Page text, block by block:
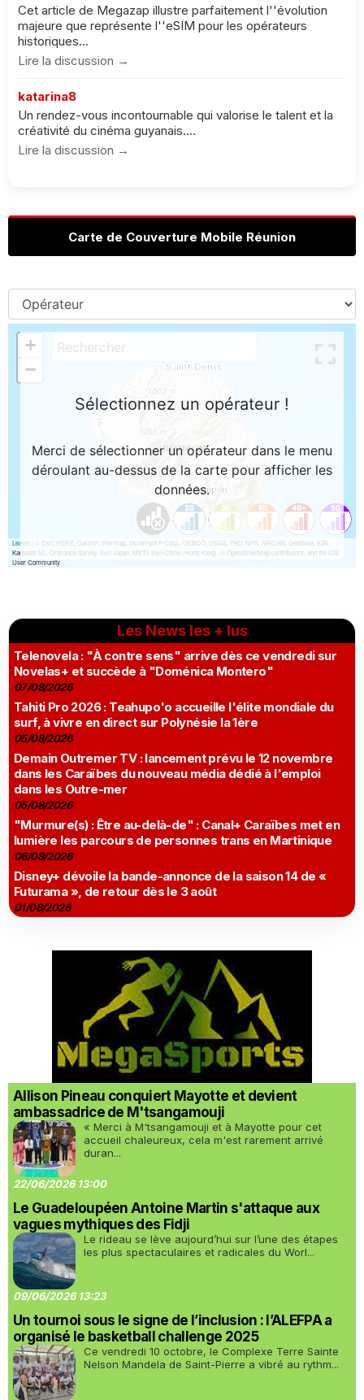
Cet article de Megazap illustre parfaitement l''évolution
majeure que représente l''eSIM pour les opérateurs
historiques...
Lire la discussion →
katarina8
Un rendez-vous incontournable qui valorise le talent et la
créativité du cinéma guyanais....
Lire la discussion →
Carte de Couverture Mobile Réunion
Les News les + lus
Telenovela : "À contre sens" arrive dès ce vendredi sur
Novelas+ et succède à "Doménica Montero"
07/08/2026
Tahiti Pro 2026 : Teahupo'o accueille l'élite mondiale du
surf, à vivre en direct sur Polynésie la 1ère
05/08/2026
Demain Outremer TV : lancement prévu le 12 novembre
dans les Caraïbes du nouveau média dédié à l'emploi
dans les Outre-mer
05/08/2026
"Murmure(s) : Être au-delà-de" : Canal+ Caraïbes met en
lumière les parcours de personnes trans en Martinique
06/08/2026
Disney+ dévoile la bande-annonce de la saison 14 de «
Futurama », de retour dès le 3 août
01/08/2026
Allison Pineau conquiert Mayotte et devient
ambassadrice de M'tsangamouji
« Merci à M'tsangamouji et à Mayotte pour cet
accueil chaleureux, cela m'est rarement arrivé
duran...
22/06/2026 13:00
Le Guadeloupéen Antoine Martin s'attaque aux
vagues mythiques des Fidji
Le rideau se lève aujourd’hui sur l’une des étapes
les plus spectaculaires et radicales du Worl...
09/06/2026 13:23
Un tournoi sous le signe de l’inclusion : l’ALEFPA a
organisé le basketball challenge 2025
Ce vendredi 10 octobre, le Complexe Terre Sainte
Nelson Mandela de Saint-Pierre a vibré au rythm...